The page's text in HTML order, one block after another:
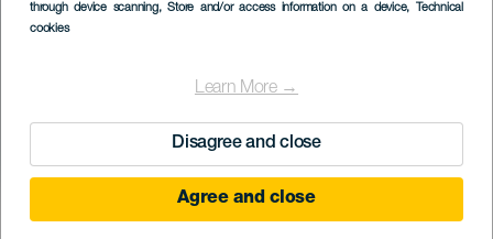
through device scanning, Store and/or access information on a device, Technical
cookies
Learn More →
Disagree and close
Agree and close